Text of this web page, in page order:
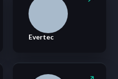
Evertec